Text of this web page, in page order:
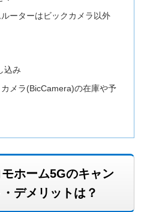
ーターはビックカメラ以外
込み
メラ(BicCamera)の在庫や予
ホーム5Gのキャン
デメリットは？